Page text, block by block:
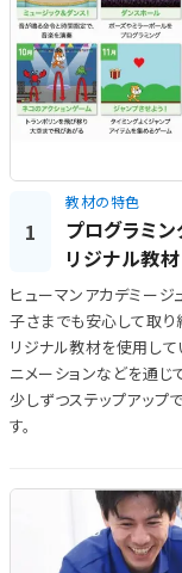
1
教材の特色
プログラミ
リジナル教材
ヒューマンアカデミージ
子さまでも安心して取り
リジナル教材を使用して
ニメーションなどを通じ
少しずつステップアップ
す。